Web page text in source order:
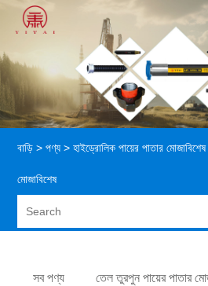
বাড়ি > পণ্য >হাইড্রোলিক পায়ের পাতার মোজাবিশেষ
মোজাবিশেষ
সব পণ্য তেল তুরপুন পায়ের পাতার